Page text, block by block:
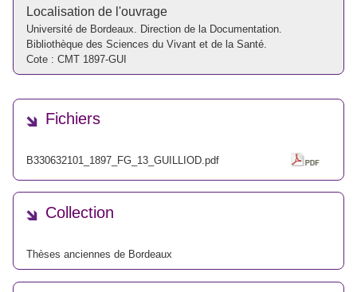
Localisation de l'ouvrage
Université de Bordeaux. Direction de la Documentation.
Bibliothèque des Sciences du Vivant et de la Santé.
Cote : CMT 1897-GUI
Fichiers
B330632101_1897_FG_13_GUILLIOD.pdf
Collection
Thèses anciennes de Bordeaux